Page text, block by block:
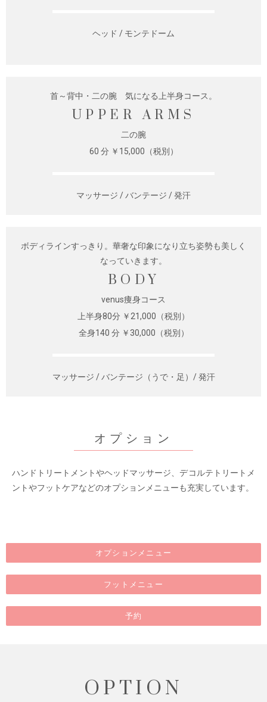
ヘッド / モンテドーム
首～背中・二の腕 気になる上半身コース。
UPPER ARMS
二の腕
60 分 ￥15,000（税別）
マッサージ / バンテージ / 発汗
ボディラインすっきり。華奢な印象になり立ち姿勢も美しく
なっていきます。
BODY
venus痩身コース
上半身80分 ￥21,000（税別）
全身140 分 ￥30,000（税別）
マッサージ / バンテージ（うで・足）/ 発汗
オプション
ハンドトリートメントやヘッドマッサージ、デコルテトリートメ
ントやフットケアなどのオプションメニューも充実しています。
オプションメニュー
フットメニュー
予約
OPTION